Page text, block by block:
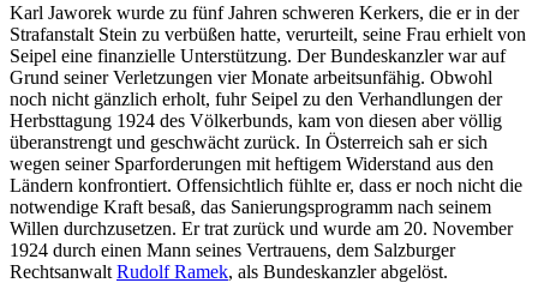
Karl Jaworek wurde zu fünf Jahren schweren Kerkers, die er in der
Strafanstalt Stein zu verbüßen hatte, verurteilt, seine Frau erhielt von
Seipel eine finanzielle Unterstützung. Der Bundeskanzler war auf
Grund seiner Verletzungen vier Monate arbeitsunfähig. Obwohl
noch nicht gänzlich erholt, fuhr Seipel zu den Verhandlungen der
Herbsttagung 1924 des Völkerbunds, kam von diesen aber völlig
überanstrengt und geschwächt zurück. In Österreich sah er sich
wegen seiner Sparforderungen mit heftigem Widerstand aus den
Ländern konfrontiert. Offensichtlich fühlte er, dass er noch nicht die
notwendige Kraft besaß, das Sanierungsprogramm nach seinem
Willen durchzusetzen. Er trat zurück und wurde am 20. November
1924 durch einen Mann seines Vertrauens, dem Salzburger
Rechtsanwalt Rudolf Ramek, als Bundeskanzler abgelöst.